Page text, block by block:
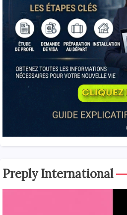
Preply International